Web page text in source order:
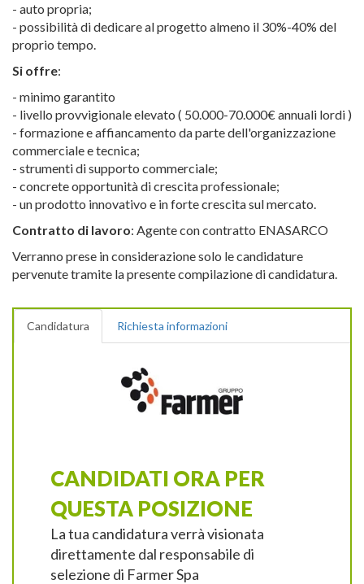
- auto propria;
- possibilità di dedicare al progetto almeno il 30%-40% del
proprio tempo.
Si offre:
- minimo garantito
- livello provvigionale elevato ( 50.000-70.000€ annuali lordi )
- formazione e affiancamento da parte dell'organizzazione
commerciale e tecnica;
- strumenti di supporto commerciale;
- concrete opportunità di crescita professionale;
- un prodotto innovativo e in forte crescita sul mercato.
Contratto di lavoro: Agente con contratto ENASARCO
Verranno prese in considerazione solo le candidature
pervenute tramite la presente compilazione di candidatura.
Candidatura Richiesta informazioni
CANDIDATI ORA PER
QUESTA POSIZIONE
La tua candidatura verrà visionata
direttamente dal responsabile di
selezione di Farmer Spa